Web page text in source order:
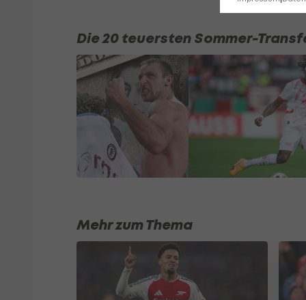
Die 20 teuersten Sommer-
Mehr zum Thema